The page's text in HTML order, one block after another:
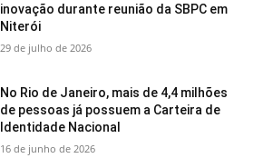
inovação durante reunião da SBPC em
Niterói
29 de julho de 2026
No Rio de Janeiro, mais de 4,4 milhões
de pessoas já possuem a Carteira de
Identidade Nacional
16 de junho de 2026